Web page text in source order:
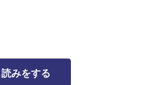
みをする